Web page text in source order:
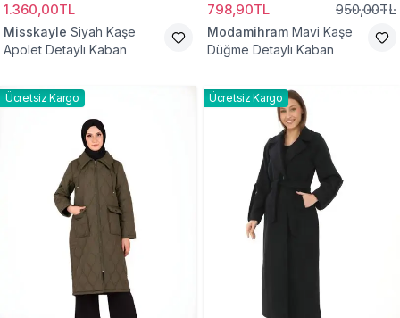
1.360,00TL
Misskayle Siyah Kaşe
Apolet Detaylı Kaban
798,90TL 950,00TL
Modamihram Mavi Kaşe
Düğme Detaylı Kaban
Ücretsiz Kargo Ücretsiz Kargo